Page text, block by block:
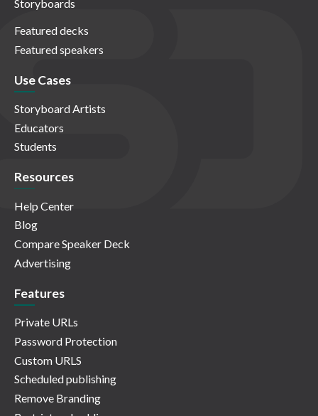
Storyboards
Featured decks
Featured speakers
Use Cases
Storyboard Artists
Educators
Students
Resources
Help Center
Blog
Compare Speaker Deck
Advertising
Features
Private URLs
Password Protection
Custom URLS
Scheduled publishing
Remove Branding